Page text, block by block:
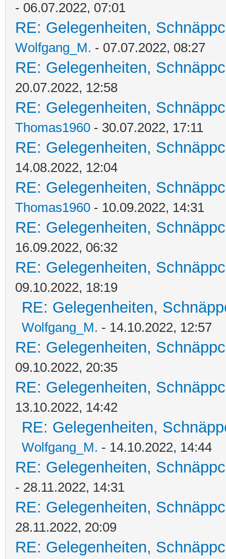
- 06.07.2022, 07:01
RE: Gelegenheiten,
Wolfgang_M. - 07.07.2022, 08:27
RE: Gelegenheiten,
20.07.2022, 12:58
RE: Gelegenheiten,
Thomas1960 - 30.07.2022, 17:11
RE: Gelegenheiten,
14.08.2022, 12:04
RE: Gelegenheiten,
Thomas1960 - 10.09.2022, 14:31
RE: Gelegenheiten,
16.09.2022, 06:32
RE: Gelegenheiten,
09.10.2022, 18:19
RE: Gelegenheiten,
Wolfgang_M. - 14.10.2022, 12:57
RE: Gelegenheiten,
09.10.2022, 20:35
RE: Gelegenheiten,
13.10.2022, 14:42
RE: Gelegenheiten,
Wolfgang_M. - 14.10.2022, 14:44
RE: Gelegenheiten,
- 28.11.2022, 14:31
RE: Gelegenheiten,
28.11.2022, 20:09
RE: Gelegenheiten,